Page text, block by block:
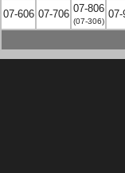
07-606 07-706 07-806
(07-306)
07-